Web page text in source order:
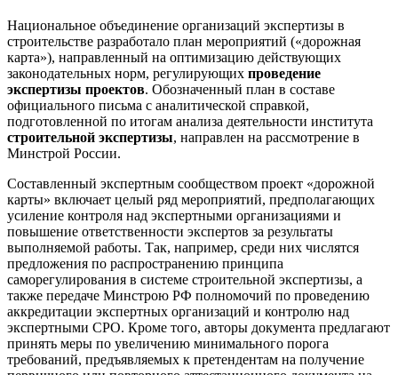
Национальное объединение организаций экспертизы в
строительстве разработало план мероприятий («дорожная
карта»), направленный на оптимизацию действующих
законодательных норм, регулирующих проведение
экспертизы проектов. Обозначенный план в составе
официального письма с аналитической справкой,
подготовленной по итогам анализа деятельности института
строительной экспертизы, направлен на рассмотрение в
Минстрой России.
Составленный экспертным сообществом проект «дорожной
карты» включает целый ряд мероприятий, предполагающих
усиление контроля над экспертными организациями и
повышение ответственности экспертов за результаты
выполняемой работы. Так, например, среди них числятся
предложения по распространению принципа
саморегулирования в системе строительной экспертизы, а
также передаче Минстрою РФ полномочий по проведению
аккредитации экспертных организаций и контролю над
экспертными СРО. Кроме того, авторы документа предлагают
принять меры по увеличению минимального порога
требований, предъявляемых к претендентам на получение